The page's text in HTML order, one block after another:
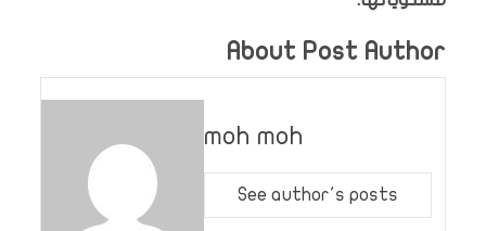
About Post Author
moh moh
See author's posts